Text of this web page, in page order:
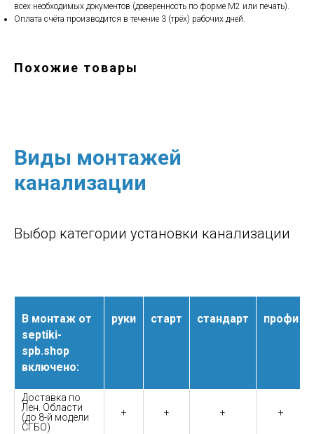
всех необходимых документов (доверенность по форме М2 или печать).
Оплата счёта производится в течение 3 (трёх) рабочих дней.
Похожие товары
Виды монтажей
канализации
Выбор категории установки канализации
В монтаж от
septiki-
spb.shop
включено:
руки старт стандарт профи
Доставка по
Лен. Области
(до 8-й модели
СГБО)
+ + + +